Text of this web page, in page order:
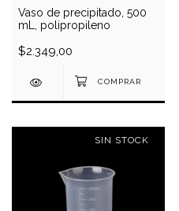
Vaso de precipitado, 500
mL, polipropileno
$2.349,00
SIN STOCK